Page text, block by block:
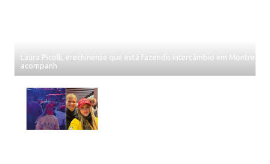
Laura Picolli, erechinense que está fazendo intercâmbio em Montreal,
acompanh